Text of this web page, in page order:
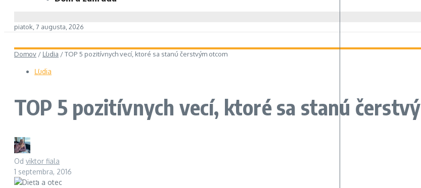
piatok, 7 augusta, 2026
Domov / Ľudia /TOP 5 pozitívnych vecí, ktoré sa stanú čerstvým otcom
Ľudia
TOP 5 pozitívnych vecí, ktoré sa stanú
Od viktor fiala
1 septembra, 2016